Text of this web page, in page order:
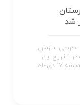
شد
عمومی سازمان
تشریح این
حادثه اظهار کرد: ساعت ۱۲:۱۵ ظهر امروز سه‌شنبه ۱۷ دی‌ماه